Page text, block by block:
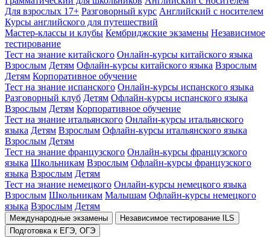
Для взрослых 17+ Разговорный курс Английский с носителем
Курсы английского для путешествий
Мастер-классы и клубы Кембриджские экзамены Независимое
тестирование
Тест на знание китайского Онлайн-курсы китайского языка
Взрослым Детям Офлайн-курсы китайского языка Взрослым
Детям Корпоративное обучение
Тест на знание испанского Онлайн-курсы испанского языка
Разговорный клуб Детям Офлайн-курсы испанского языка
Взрослым Детям Корпоративное обучение
Тест на знание итальянского Онлайн-курсы итальянского
языка Детям Взрослым Офлайн-курсы итальянского языка
Взрослым Детям
Тест на знание французского Онлайн-курсы французского
языка Школьникам Взрослым Офлайн-курсы французского
языка Взрослым Детям
Тест на знание немецкого Онлайн-курсы немецкого языка
Взрослым Школьникам Малышам Офлайн-курсы немецкого
языка Взрослым Детям
Международные экзамены
Независимое тестирование ILS
Подготовка к ЕГЭ, ОГЭ